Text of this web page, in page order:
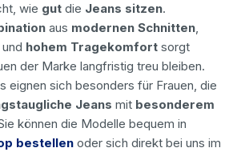
wie gut die Jeans sitzen.
aus modernen Schnitten,
und hohem Tragekomfort sorgt
der Marke langfristig treu bleiben.
eignen sich besonders für Frauen, die
Jeans mit besonderem
können die Modelle bequem in
bestellen oder sich direkt bei uns im